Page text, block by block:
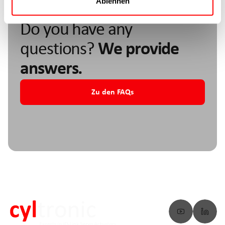
Do you have any
questions? We provide
answers.
Zu den FAQs